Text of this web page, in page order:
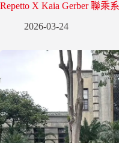
Repetto X Kaia Gerber 聯乘
2026-03-24